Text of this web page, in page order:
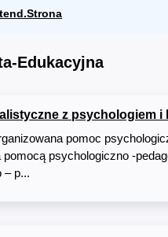
Edukacyjna
z psychologiem i
pomoc
pomocą psychologiczno -
– p...